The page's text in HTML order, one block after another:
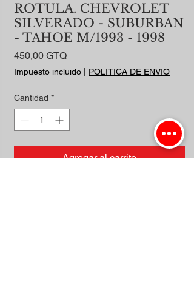
ROTULA. CHEVROLET
SILVERADO - SUBURBAN
- TAHOE M/1993 - 1998
450,00 GTQPrecio
Impuesto incluido POLITICA DE ENVIO
Cantidad *
Agregar al carrito